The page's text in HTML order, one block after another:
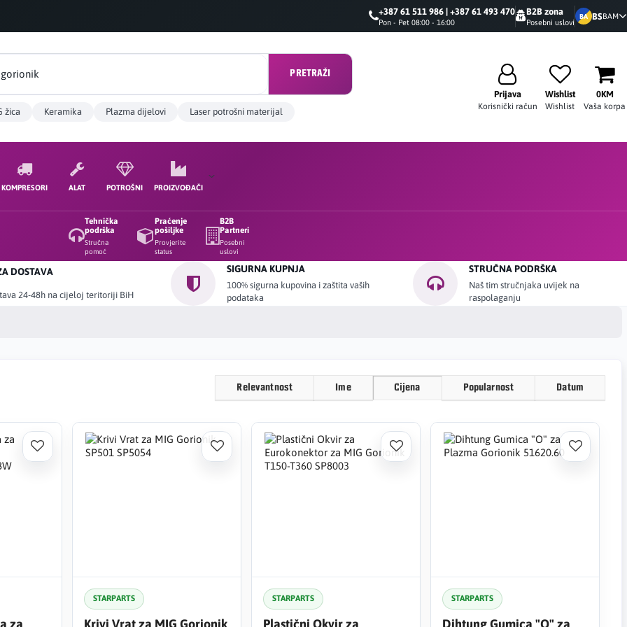
+387 61 511 986 | +387 61 493 470
Pon - Pet 08:00 - 16:00
B2B zona
Posebni uslovi
BA BSBAM
PRETRAŽI
žica Keramika Plazma dijelovi Laser potrošni materijal
Prijava
Korisnički račun
Wishlist
Wishlist
0KM
Vaša korpa
KOMPRESORI ALAT POTROŠNI PROIZVOĐAČI
Tehnička
podrška
Stručna
pomoć
Praćenje
pošiljke
Provjerite
status
B2B
Partneri
Posebni
uslovi
DOSTAVA
24-48h na cijeloj teritoriji BiH
SIGURNA KUPNJA
100% sigurna kupovina i zaštita vaših
podataka
STRUČNA PODRŠKA
Naš tim stručnjaka uvijek na
raspolaganju
Relevantnost Ime Cijena Popularnost Datum
za
STARPARTS
Krivi Vrat za MIG Gorionik
STARPARTS
Plastični Okvir za
STARPARTS
Dihtung Gumica "O" za